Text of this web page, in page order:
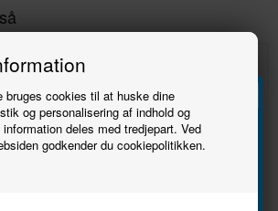
bruges cookies til at huske dine
og personalisering af indhold og
information deles med tredjepart. Ved
godkender du cookiepolitikken.
Tilmeld